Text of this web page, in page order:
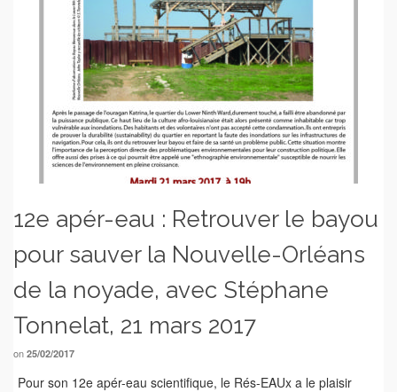
12e apér-eau : Retrouver le bayou
pour sauver la Nouvelle-Orléans
de la noyade, avec Stéphane
Tonnelat, 21 mars 2017
on 25/02/2017
Pour son 12e apér-eau scientifique, le Rés-EAUx a le plaisir